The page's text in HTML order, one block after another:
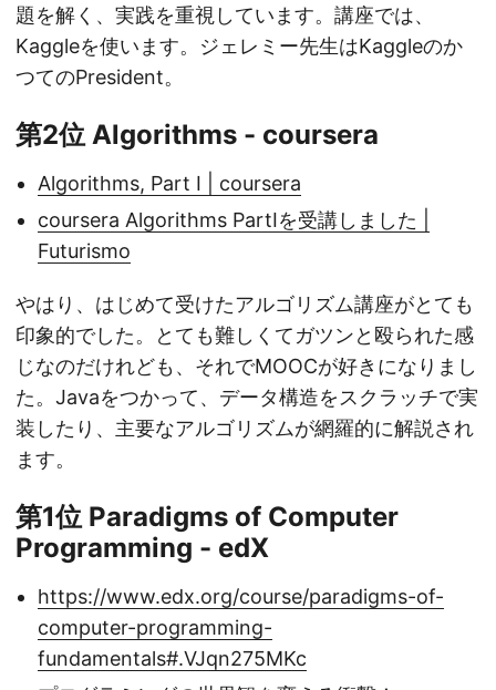
題を解く、実践を重視しています。講座では、
Kaggleを使います。ジェレミー先生はKaggleのか
つてのPresident。
第2位 Algorithms - coursera
Algorithms, Part I | coursera
coursera Algorithms PartⅠを受講しました |
Futurismo
やはり、はじめて受けたアルゴリズム講座がとても
印象的でした。とても難しくてガツンと殴られた感
じなのだけれども、それでMOOCが好きになりまし
た。Javaをつかって、データ構造をスクラッチで実
装したり、主要なアルゴリズムが網羅的に解説され
ます。
第1位 Paradigms of Computer
Programming - edX
https://www.edx.org/course/paradigms-of-
computer-programming-
fundamentals#.VJqn275MKc